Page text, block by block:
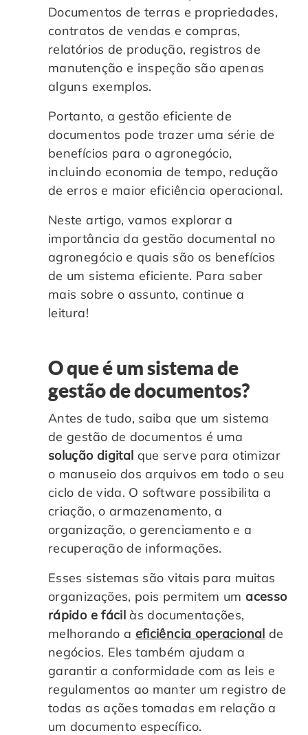
Documentos de terras e propriedades,
contratos de vendas e compras,
relatórios de produção, registros de
manutenção e inspeção são apenas
alguns exemplos.
Portanto, a gestão eficiente de
documentos pode trazer uma série de
benefícios para o agronegócio,
incluindo economia de tempo, redução
de erros e maior eficiência operacional.
Neste artigo, vamos explorar a
importância da gestão documental no
agronegócio e quais são os benefícios
de um sistema eficiente. Para saber
mais sobre o assunto, continue a
leitura!
O que é um sistema de
gestão de documentos?
Antes de tudo, saiba que um sistema
de gestão de documentos é uma
solução digital que serve para otimizar
o manuseio dos arquivos em todo o seu
ciclo de vida. O software possibilita a
criação, o armazenamento, a
organização, o gerenciamento e a
recuperação de informações.
Esses sistemas são vitais para muitas
organizações, pois permitem um acesso
rápido e fácil às documentações,
melhorando a eficiência operacional de
negócios. Eles também ajudam a
garantir a conformidade com as leis e
regulamentos ao manter um registro de
todas as ações tomadas em relação a
um documento específico.